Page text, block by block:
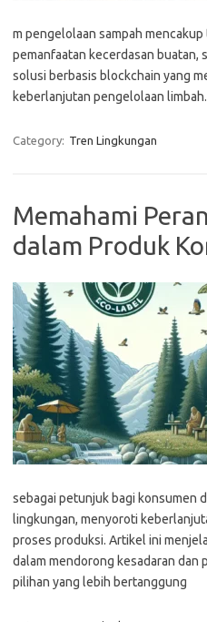
m pengelolaan sampah
pemanfaatan kecerdasan buatan,
solusi berbasis blockchain yang
keberlanjutan pengelolaan limbah.
Category: Tren Lingkungan
Memahami
dalam Produk
sebagai petunjuk bagi konsumen
lingkungan, menyoroti
proses produksi. Artikel ini
dalam mendorong kesadaran dan
pilihan yang lebih bertanggung